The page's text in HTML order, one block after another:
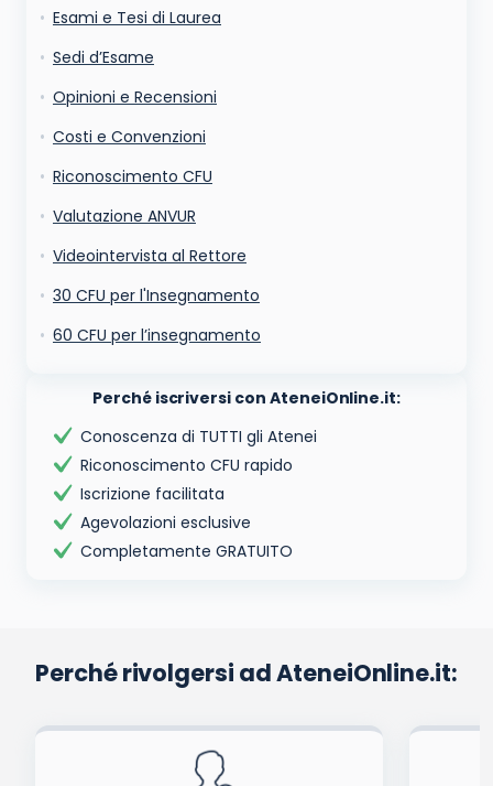
automatizzate o tradizionali
Esami e Tesi di Laurea
Sedi d’Esame
Opinioni e Recensioni
Costi e Convenzioni
Riconoscimento CFU
Valutazione ANVUR
Videointervista al Rettore
30 CFU per l'Insegnamento
60 CFU per l’insegnamento
Perché iscriversi con AteneiOnline.it:
Conoscenza di TUTTI gli Atenei
Riconoscimento CFU rapido
Iscrizione facilitata
Agevolazioni esclusive
Completamente GRATUITO
Perché rivolgersi ad AteneiOnline.it: